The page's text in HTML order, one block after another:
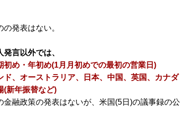
発表はない。
言以外では、
初め・年初め(1月月初めでの最初の営業日)
ド、オーストラリア、日本、中国、英国、カナダ
(新年振替など)
金融政策の発表はないが、米国(5日)の議事録の公